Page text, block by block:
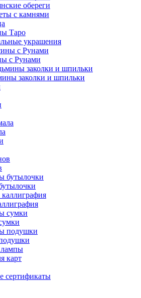
обереги
с камнями
Таро
украшения
с Рунами
заколки и шпильки
карт
сертификаты